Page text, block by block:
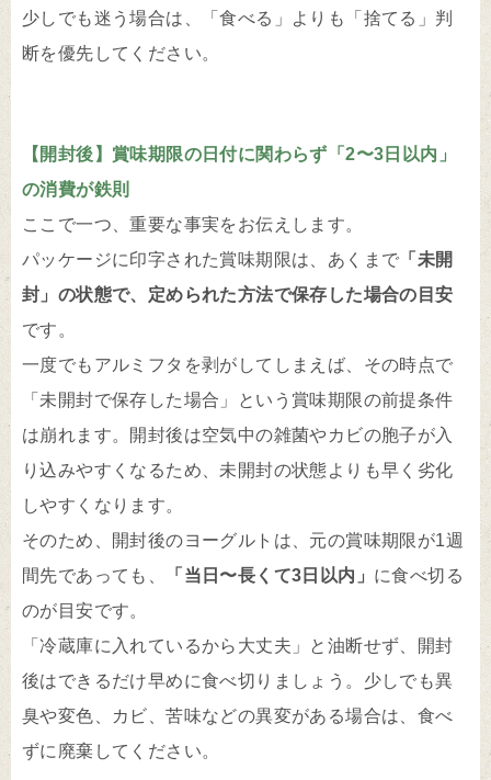
少しでも迷う場合は、「食べる」よりも「捨てる」判
断を優先してください。
【開封後】賞味期限の日付に関わらず「2〜3日以内」
の消費が鉄則
ここで一つ、重要な事実をお伝えします。
パッケージに印字された賞味期限は、あくまで 「未開
封」の状態で、定められた方法で保存した場合の目安
です。
一度でもアルミフタを剥がしてしまえば、その時点で
「未開封で保存した場合」という賞味期限の前提条件
は崩れます。開封後は空気中の雑菌やカビの胞子が入
り込みやすくなるため、未開封の状態よりも早く劣化
しやすくなります。
そのため、開封後のヨーグルトは、元の賞味期限が1週
間先であっても、
「当日〜長くて3日以内」 に食べ切る
のが目安です。
「冷蔵庫に入れているから大丈夫」と油断せず、開封
後はできるだけ早めに食べ切りましょう。少しでも異
臭や変色、カビ、苦味などの異変がある場合は、食べ
ずに廃棄してください。